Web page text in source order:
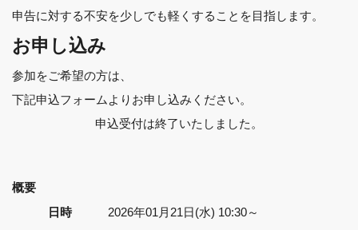
申告に対する不安を少しでも軽くすることを目指します。
お申し込み
参加をご希望の方は、
下記申込フォームよりお申し込みください。
申込受付は終了いたしました。
概要
日時
2026年01月21日(水) 10:30～